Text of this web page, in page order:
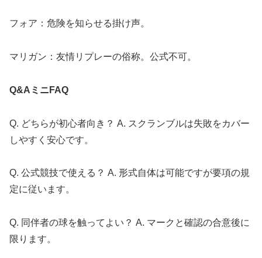
フォア：危険を知らせる掛け声。
マリガン：友情リプレーの俗称。公式不可。
Q&AミニFAQ
Q. どちらが初心者向き？ A. スクランブルは失敗をカバー
しやすく安心です。
Q. 公式競技で使える？ A. 形式自体は可能ですが要項の規
定に従います。
Q. 同伴者の球を触ってよい？ A. マークと確認の合意後に
限ります。